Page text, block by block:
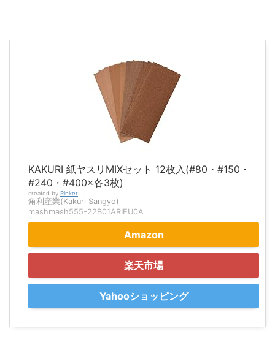
KAKURI 紙ヤスリMIXセット 12枚入(#80・#150・
#240・#400×各3枚)
created by Rinker
角利産業(Kakuri Sangyo)
mashmash555-22B01ARIEU0A
Amazon
楽天市場
Yahooショッピング